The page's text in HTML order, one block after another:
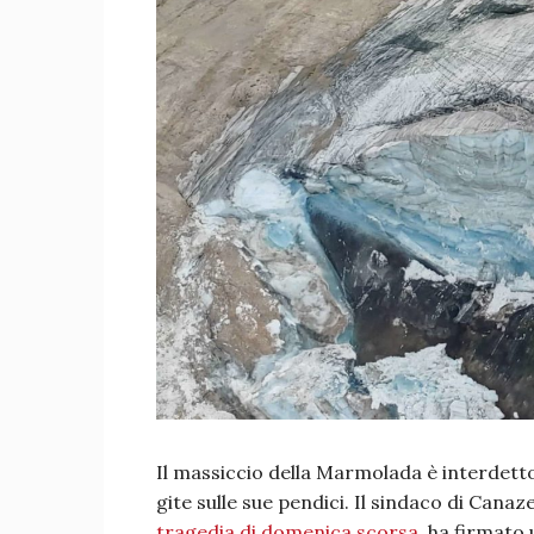
Il massiccio della Marmolada è
gite sulle sue pendici. Il sindaco di